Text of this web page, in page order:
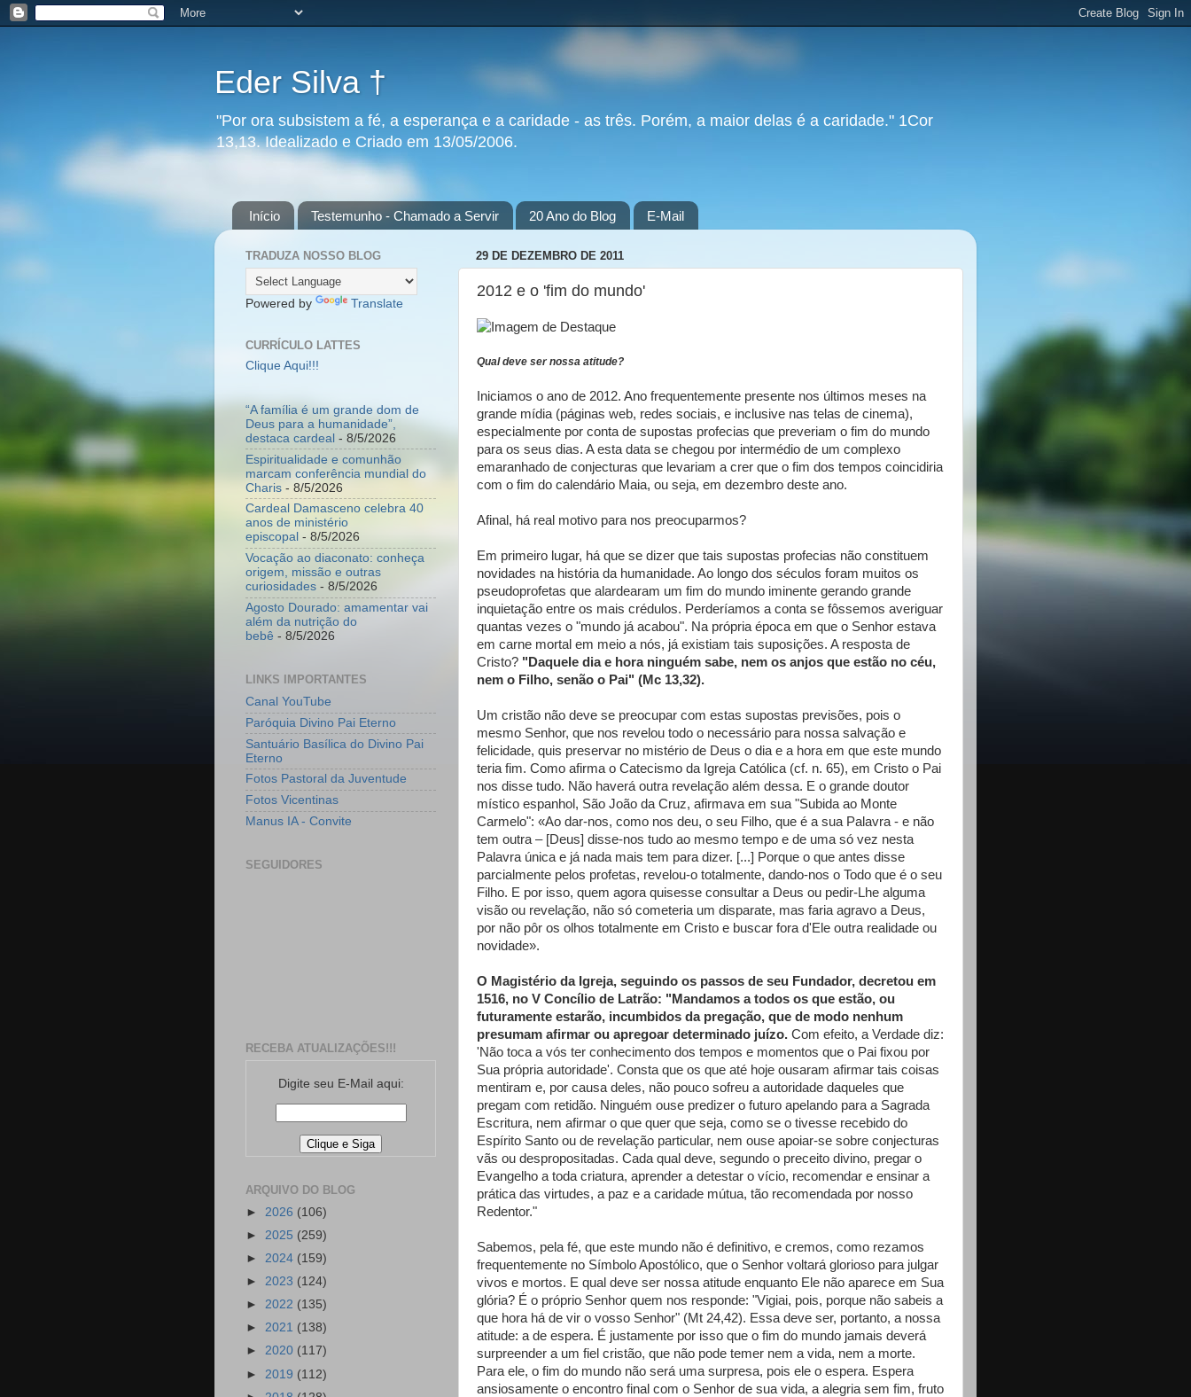
Eder Silva †
"Por ora subsistem a fé, a esperança e a caridade - as três. Porém, a maior delas é a caridade." 1Cor
13,13. Idealizado e Criado em 13/05/2006.
Início Testemunho - Chamado a Servir 20 Ano do Blog E-Mail
29 DE DEZEMBRO DE 2011
2012 e o 'fim do mundo'
Qual deve ser nossa atitude?
Iniciamos o ano de 2012. Ano frequentemente presente nos últimos meses na
grande mídia (páginas web, redes sociais, e inclusive nas telas de cinema),
especialmente por conta de supostas profecias que preveriam o fim do mundo
para os seus dias. A esta data se chegou por intermédio de um complexo
emaranhado de conjecturas que levariam a crer que o fim dos tempos coincidiria
com o fim do calendário Maia, ou seja, em dezembro deste ano.
Afinal, há real motivo para nos preocuparmos?
Em primeiro lugar, há que se dizer que tais supostas profecias não constituem
novidades na história da humanidade. Ao longo dos séculos foram muitos os
pseudoprofetas que alardearam um fim do mundo iminente gerando grande
inquietação entre os mais crédulos. Perderíamos a conta se fôssemos averiguar
quantas vezes o "mundo já acabou". Na própria época em que o Senhor estava
em carne mortal em meio a nós, já existiam tais suposições. A resposta de
Cristo? "Daquele dia e hora ninguém sabe, nem os anjos que estão no céu,
nem o Filho, senão o Pai" (Mc 13,32).
Um cristão não deve se preocupar com estas supostas previsões, pois o
mesmo Senhor, que nos revelou todo o necessário para nossa salvação e
felicidade, quis preservar no mistério de Deus o dia e a hora em que este mundo
teria fim. Como afirma o Catecismo da Igreja Católica (cf. n. 65), em Cristo o Pai
nos disse tudo. Não haverá outra revelação além dessa. E o grande doutor
místico espanhol, São João da Cruz, afirmava em sua "Subida ao Monte
Carmelo": «Ao dar-nos, como nos deu, o seu Filho, que é a sua Palavra - e não
tem outra – [Deus] disse-nos tudo ao mesmo tempo e de uma só vez nesta
Palavra única e já nada mais tem para dizer. [...] Porque o que antes disse
parcialmente pelos profetas, revelou-o totalmente, dando-nos o Todo que é o seu
Filho. E por isso, quem agora quisesse consultar a Deus ou pedir-Lhe alguma
visão ou revelação, não só cometeria um disparate, mas faria agravo a Deus,
por não pôr os olhos totalmente em Cristo e buscar fora d'Ele outra realidade ou
novidade».
O Magistério da Igreja, seguindo os passos de seu Fundador, decretou em
1516, no V Concílio de Latrão: "Mandamos a todos os que estão, ou
futuramente estarão, incumbidos da pregação, que de modo nenhum
presumam afirmar ou apregoar determinado juízo. Com efeito, a Verdade diz:
'Não toca a vós ter conhecimento dos tempos e momentos que o Pai fixou por
Sua própria autoridade'. Consta que os que até hoje ousaram afirmar tais coisas
mentiram e, por causa deles, não pouco sofreu a autoridade daqueles que
pregam com retidão. Ninguém ouse predizer o futuro apelando para a Sagrada
Escritura, nem afirmar o que quer que seja, como se o tivesse recebido do
Espírito Santo ou de revelação particular, nem ouse apoiar-se sobre conjecturas
vãs ou despropositadas. Cada qual deve, segundo o preceito divino, pregar o
Evangelho a toda criatura, aprender a detestar o vício, recomendar e ensinar a
prática das virtudes, a paz e a caridade mútua, tão recomendada por nosso
Redentor."
Sabemos, pela fé, que este mundo não é definitivo, e cremos, como rezamos
frequentemente no Símbolo Apostólico, que o Senhor voltará glorioso para julgar
vivos e mortos. E qual deve ser nossa atitude enquanto Ele não aparece em Sua
glória? É o próprio Senhor quem nos responde: "Vigiai, pois, porque não sabeis a
que hora há de vir o vosso Senhor" (Mt 24,42). Essa deve ser, portanto, a nossa
atitude: a de espera. É justamente por isso que o fim do mundo jamais deverá
surpreender a um fiel cristão, que não pode temer nem a vida, nem a morte.
Para ele, o fim do mundo não será uma surpresa, pois ele o espera. Espera
ansiosamente o encontro final com o Senhor de sua vida, a alegria sem fim, fruto
TRADUZA NOSSO BLOG
Powered by Translate
CURRÍCULO LATTES
Clique Aqui!!!
“A família é um grande dom de
Deus para a humanidade”,
destaca cardeal - 8/5/2026
Espiritualidade e comunhão
marcam conferência mundial do
Charis - 8/5/2026
Cardeal Damasceno celebra 40
anos de ministério
episcopal - 8/5/2026
Vocação ao diaconato: conheça
origem, missão e outras
curiosidades - 8/5/2026
Agosto Dourado: amamentar vai
além da nutrição do
bebê - 8/5/2026
LINKS IMPORTANTES
Canal YouTube
Paróquia Divino Pai Eterno
Santuário Basílica do Divino Pai
Eterno
Fotos Pastoral da Juventude
Fotos Vicentinas
Manus IA - Convite
SEGUIDORES
RECEBA ATUALIZAÇÕES!!!
Digite seu E-Mail aqui:
ARQUIVO DO BLOG
► 2026 (106)
► 2025 (259)
► 2024 (159)
► 2023 (124)
► 2022 (135)
► 2021 (138)
► 2020 (117)
► 2019 (112)